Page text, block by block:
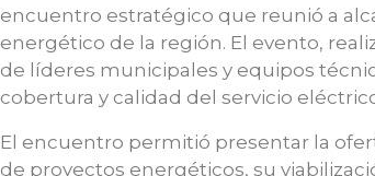
encuentro estratégico que reunió a
energético de la región. El evento,
de líderes municipales y equipos
cobertura y calidad del servicio
El encuentro permitió presentar la
de proyectos energéticos, su